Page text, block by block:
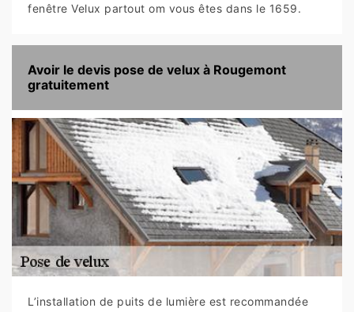
fenêtre Velux partout om vous êtes dans le 1659.
Avoir le devis pose de velux à Rougemont
gratuitement
L’installation de puits de lumière est recommandée